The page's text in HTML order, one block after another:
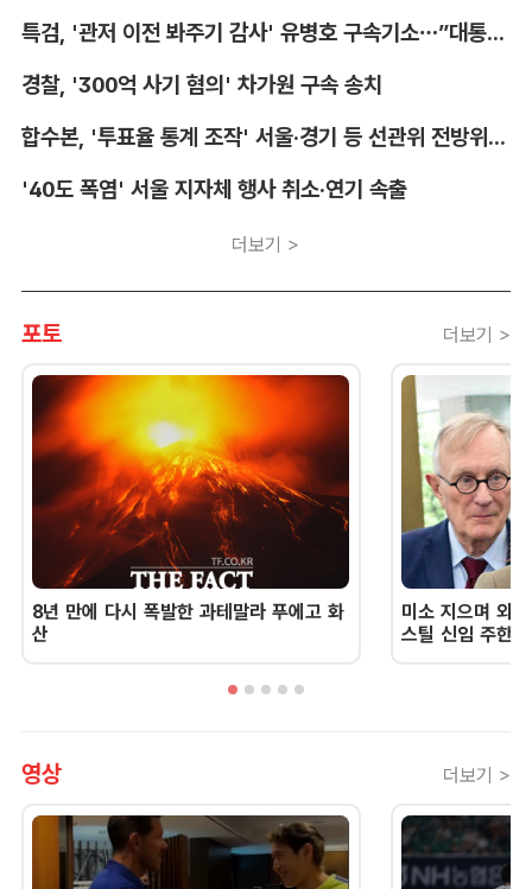
특검, '관저 이전 봐주기 감사' 유병호 구속기소…”대통령실 청탁받아“
경찰, '300억 사기 혐의' 차가원 구속 송치
합수본, '투표율 통계 조작' 서울·경기 등 선관위 전방위 압수수색
'40도 폭염' 서울 지자체 행사 취소·연기 속출
더보기 >
포토 더보기 >
8년 만에 다시 폭발한 과테말라 푸에고 화
산
미소 지으며 외
스틸 신임 주한
영상 더보기 >